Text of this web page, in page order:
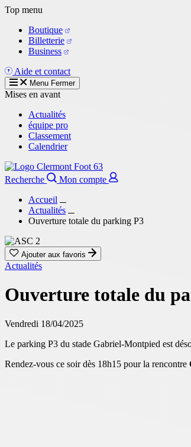
Aller
contenu
principal
Top menu
Boutique
Billetterie
Business
Aide et contact
Menu Fermer
Mises en avant
Actualités
équipe pro
Classement
Calendrier
Recherche
Mon compte
Accueil
Actualités
Ouverture totale du parking P3
Ajouter aux favoris
Actualités
Ouverture totale du
Vendredi 18/04/2025
Le parking P3 du stade Gabriel-Montpied est
Rendez-vous ce soir dès 18h15 pour la rencontre